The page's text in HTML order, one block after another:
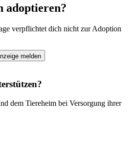
verpflichtet dich nicht zur Adoption
melden
dem Tiereheim bei Versorgung ihrer